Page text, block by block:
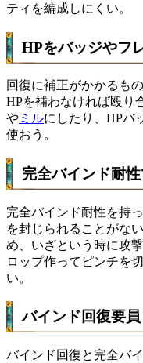
ティを編成しにくい。
HPをバッジやフ
回復に補正がかかるも
HPを補わなければ殴り
や ミルにしたり、HPバ
使おう。
完全バインド耐
完全バインド耐性を持
を封じられることがな
め、いざという時に攻
ロップ作ってピンチを
い。
バインド回復要
バインド回復と完全バ